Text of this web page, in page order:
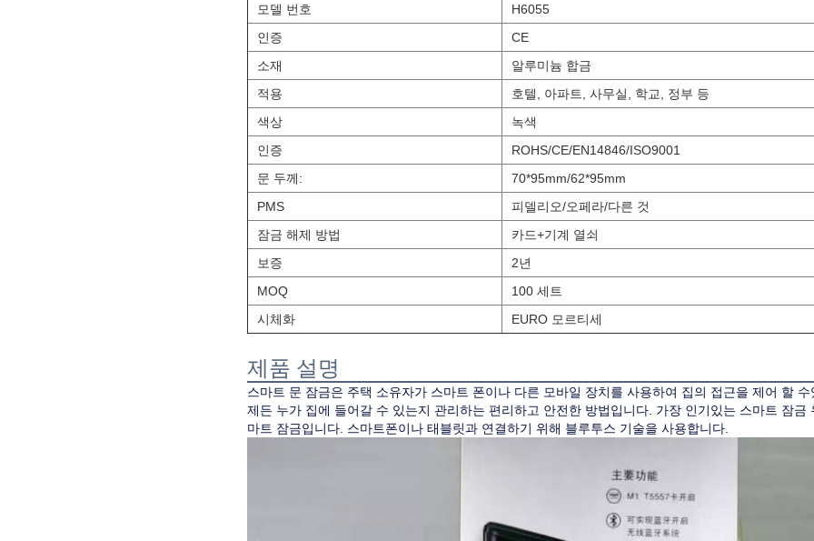
모델 번호
H6055
인증
CE
소재
알루미늄 합금
적용
호텔, 아파트, 사무실, 학교, 정부 등
색상
녹색
인증
ROHS/CE/EN14846/ISO9001
문 두께:
70*95mm/62*95mm
PMS
피델리오/오페라/다른 것
잠금 해제 방법
카드+기계 열쇠
보증
2년
MOQ
100 세트
시체화
EURO 모르티세
제품 설명
스마트 문 잠금은 주택 소유자가 스마트 폰이나 다른 모바일 장치를 사용하여 집의 접근을 제어 할
제든 누가 집에 들어갈 수 있는지 관리하는 편리하고 안전한 방법입니다. 가장 인기있는 스마트 잠금
마트 잠금입니다. 스마트폰이나 태블릿과 연결하기 위해 블루투스 기술을 사용합니다.